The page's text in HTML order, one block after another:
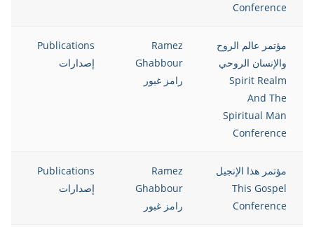
Conference
مؤتمر عالم الروح
والإنسان الروحي
Spirit Realm
And The
Spiritual Man
Conference
Ramez
Ghabbour
رامز غبور
Publications
إصدارات
مؤتمر هذا الإنجيل
This Gospel
Conference
Ramez
Ghabbour
رامز غبور
Publications
إصدارات